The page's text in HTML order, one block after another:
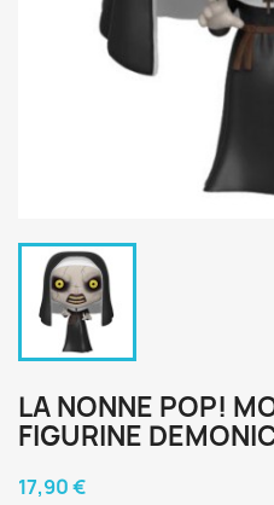
LA NONNE POP!
FIGURINE
17,90 €